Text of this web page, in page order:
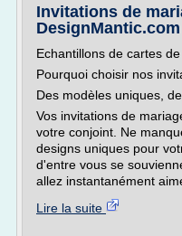
Invitations de
DesignMantic.com
Echantillons de cartes
Pourquoi choisir nos
Des modèles uniques,
Vos invitations de
votre conjoint. Ne
designs uniques pour
d'entre vous se
allez instantanément
Lire la suite